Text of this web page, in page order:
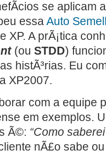
se aplicam
essaAuto
XP. A prÃ¡tica
(ou STDD)
histÃ³rias. Eu
XP2007.
com a equipe
em exemplos.
Ã©: “Como
nÃ£o sabe